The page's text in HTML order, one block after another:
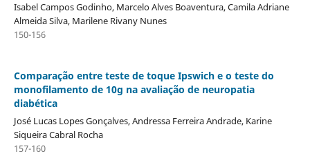
Isabel Campos Godinho, Marcelo Alves Boaventura, Camila Adriane
Almeida Silva, Marilene Rivany Nunes
150-156
Comparação entre teste de toque Ipswich e o teste do
monofilamento de 10g na avaliação de neuropatia
diabética
José Lucas Lopes Gonçalves, Andressa Ferreira Andrade, Karine
Siqueira Cabral Rocha
157-160